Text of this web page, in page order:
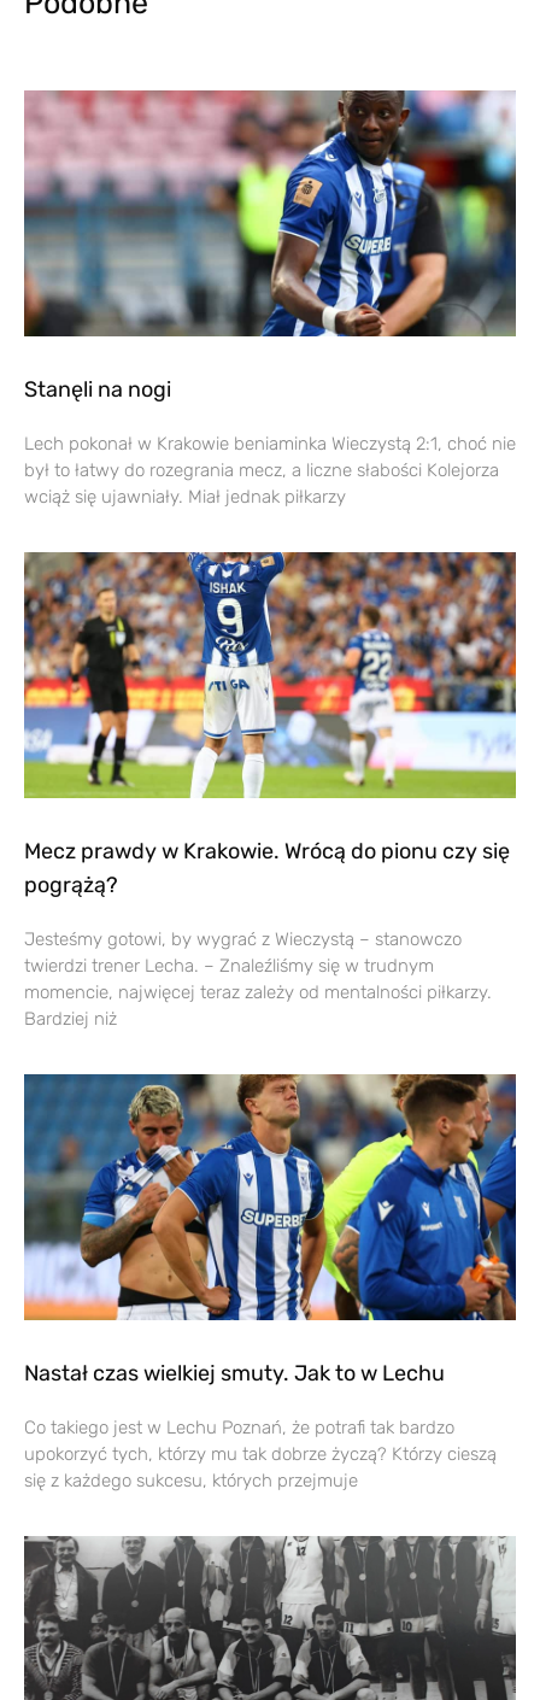
Stanęli na nogi
Lech pokonał w Krakowie beniaminka Wieczystą 2:1, choć nie
był to łatwy do rozegrania mecz, a liczne słabości Kolejorza
wciąż się ujawniały. Miał jednak piłkarzy
Mecz prawdy w Krakowie. Wrócą do pionu czy się
pogrążą?
Jesteśmy gotowi, by wygrać z Wieczystą – stanowczo
twierdzi trener Lecha. – Znaleźliśmy się w trudnym
momencie, najwięcej teraz zależy od mentalności piłkarzy.
Bardziej niż
Nastał czas wielkiej smuty. Jak to w Lechu
Co takiego jest w Lechu Poznań, że potrafi tak bardzo
upokorzyć tych, którzy mu tak dobrze życzą? Którzy cieszą
się z każdego sukcesu, których przejmuje